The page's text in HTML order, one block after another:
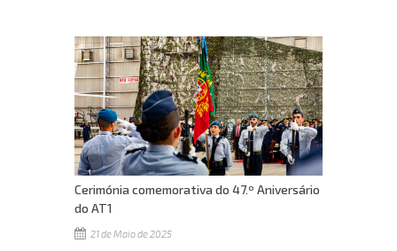
Cerimónia comemorativa do 47.º Aniversário
do AT1
21 de Maio de 2025